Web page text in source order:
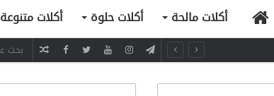
الرئيسيةأكلات مالحة أكلات حلوة أكلات متنوعة
مقال